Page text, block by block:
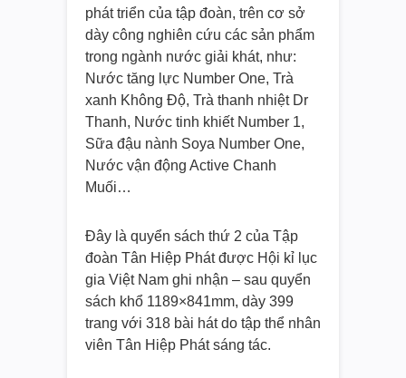
phát triển của tập đoàn, trên cơ sở
dày công nghiên cứu các sản phẩm
trong ngành nước giải khát, như:
Nước tăng lực Number One, Trà
xanh Không Độ, Trà thanh nhiệt Dr
Thanh, Nước tinh khiết Number 1,
Sữa đậu nành Soya Number One,
Nước vận động Active Chanh
Muối…
Đây là quyển sách thứ 2 của Tập
đoàn Tân Hiệp Phát được Hội kỉ lục
gia Việt Nam ghi nhận – sau quyển
sách khổ 1189×841mm, dày 399
trang với 318 bài hát do tập thể nhân
viên Tân Hiệp Phát sáng tác.